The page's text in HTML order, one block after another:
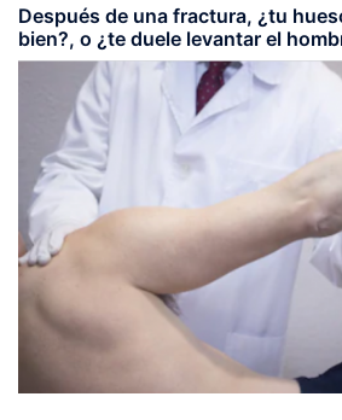
Después de una fractura, ¿tu
bien?, o ¿te duele levantar el